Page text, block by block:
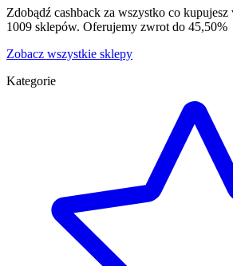
Zdobądź cashback za wszystko co
1009 sklepów. Oferujemy zwrot do 45,50%
Zobacz wszystkie sklepy
Kategorie